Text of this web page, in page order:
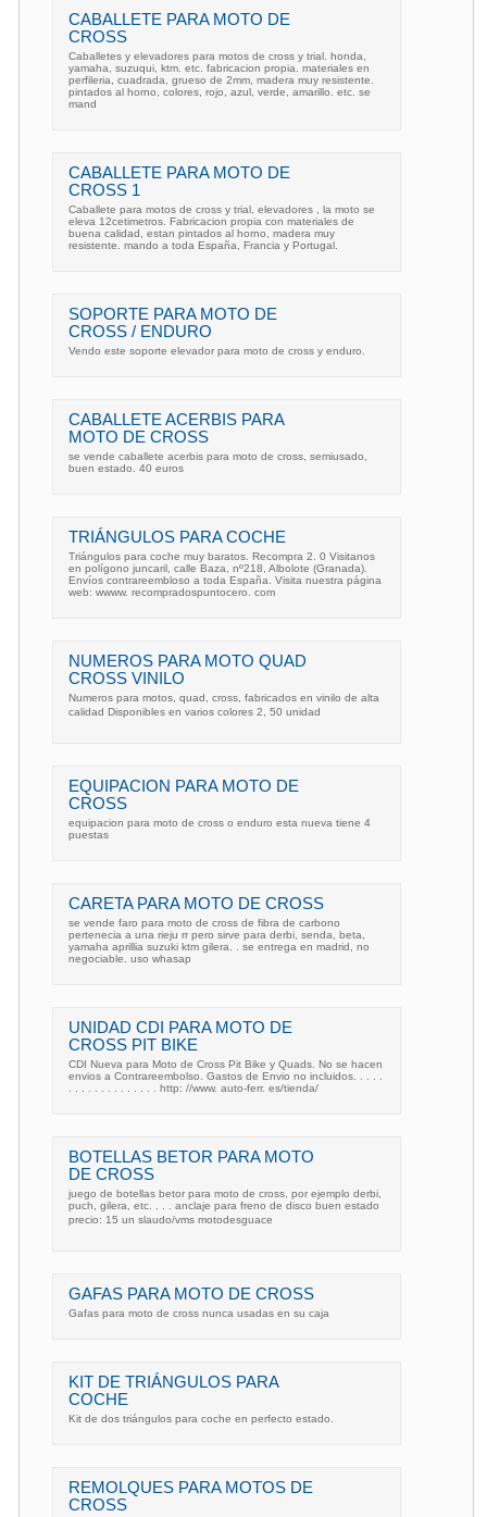
CABALLETE PARA MOTO DE
CROSS
Caballetes y elevadores para motos de cross y trial. honda,
yamaha, suzuqui, ktm. etc. fabricacion propia. materiales en
perfileria, cuadrada, grueso de 2mm, madera muy resistente.
pintados al horno, colores, rojo, azul, verde, amarillo. etc. se
mand
CABALLETE PARA MOTO DE
CROSS 1
Caballete para motos de cross y trial, elevadores , la moto se
eleva 12cetimetros. Fabricacion propia con materiales de
buena calidad, estan pintados al horno, madera muy
resistente. mando a toda España, Francia y Portugal.
SOPORTE PARA MOTO DE
CROSS / ENDURO
Vendo este soporte elevador para moto de cross y enduro.
CABALLETE ACERBIS PARA
MOTO DE CROSS
se vende caballete acerbis para moto de cross, semiusado,
buen estado. 40 euros
TRIÁNGULOS PARA COCHE
Triángulos para coche muy baratos. Recompra 2. 0 Visitanos
en polígono juncaril, calle Baza, nº218, Albolote (Granada).
Envíos contrareembloso a toda España. Visita nuestra página
web: wwww. recompradospuntocero. com
NUMEROS PARA MOTO QUAD
CROSS VINILO
Numeros para motos, quad, cross, fabricados en vinilo de alta
calidad Disponibles en varios colores 2, 50 unidad
EQUIPACION PARA MOTO DE
CROSS
equipacion para moto de cross o enduro esta nueva tiene 4
puestas
CARETA PARA MOTO DE CROSS
se vende faro para moto de cross de fibra de carbono
pertenecia a una rieju rr pero sirve para derbi, senda, beta,
yamaha aprillia suzuki ktm gilera. . se entrega en madrid, no
negociable. uso whasap
UNIDAD CDI PARA MOTO DE
CROSS PIT BIKE
CDI Nueva para Moto de Cross Pit Bike y Quads. No se hacen
envios a Contrareembolso. Gastos de Envio no incluidos. . . . .
. . . . . . . . . . . . . . http: //www. auto-ferr. es/tienda/
BOTELLAS BETOR PARA MOTO
DE CROSS
juego de botellas betor para moto de cross, por ejemplo derbi,
puch, gilera, etc. . . . anclaje para freno de disco buen estado
precio: 15 un slaudo/vms motodesguace
GAFAS PARA MOTO DE CROSS
Gafas para moto de cross nunca usadas en su caja
KIT DE TRIÁNGULOS PARA
COCHE
Kit de dos triángulos para coche en perfecto estado.
REMOLQUES PARA MOTOS DE
CROSS